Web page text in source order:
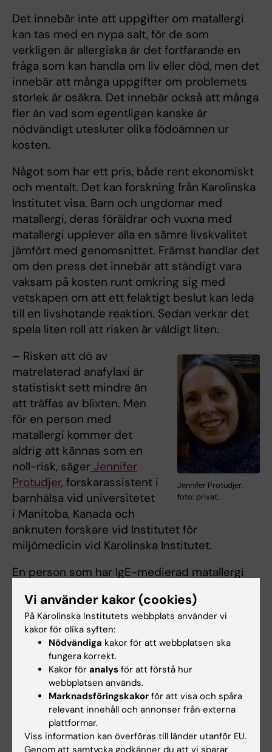
Det innebär inte att uppgifter om matallergi
kan tas med en nypa salt, för de som
verkligen är allergiska är det fortfarande en
fråga som kan handla om liv eller död, men det
innebär att många uppgifter om problemets
storlek är osäkra. Det innebär också att många
fler än vad som egentligen kanske är
nödvändigt utesluter olika födoämnen ur
kosten.
Något som har ett pris, både rent ekonomiskt
och mentalt. Det kan forskning från Karolinska
Institutet visa. Barn och ungdomar med
matallergi, deras föräldrar och vuxna med
matallergi upplever alla en sämre livskvalitet
jämfört med genomsnittet. Främst handlar det
om den press det innebär att ständigt vara
vaksam på kosten runt omkring sig med
vetskapen om att ett felaktigt beslut kan leda
till en livshotande reaktion. Sedan verkar det
spela liten roll att risken är väldigt liten.
Jennifer Protudjer,
foto: privat.
– Risken att dö av
matrelaterad anafylaxi är
statistiskt sett mindre än
att träffas av blixten. Men
för en person med
matallergi kommer det
aldrig att kännas som en
noll-risk, säger Jennifer
Protudjer, forskarassistent i
barnhälsa vid universitetet
i Manitoba, Kanada och
anknuten forskare vid Institutet för
miljömedicin vid Karolinska Institutet.
En person som har IgE-medierad matallergi
en slags automatiska sprutor innehållande
adrenalin som injiceras i låret vid en
begynnande anafylaktisk reaktion. Något som
varje dag påminner om allvarligheten i
allergisjukdomen.
Jennifer Protudjers forskning visar att
behovet av en konstant vaksamhet tar bort en
del av glädjen i livet.
Vi använder kakor (cookies)
På Karolinska Institutets webbplats använder vi
kakor för olika syften:
Nödvändiga kakor för att webbplatsen ska
fungera korrekt.
Kakor för analys för att förstå hur
webbplatsen används.
Marknadsföringskakor för att visa och spåra
relevant innehåll och annonser från externa
plattformar.
Viss information kan överföras till länder utanför EU.
Genom att samtycka godkänner du att vi sparar